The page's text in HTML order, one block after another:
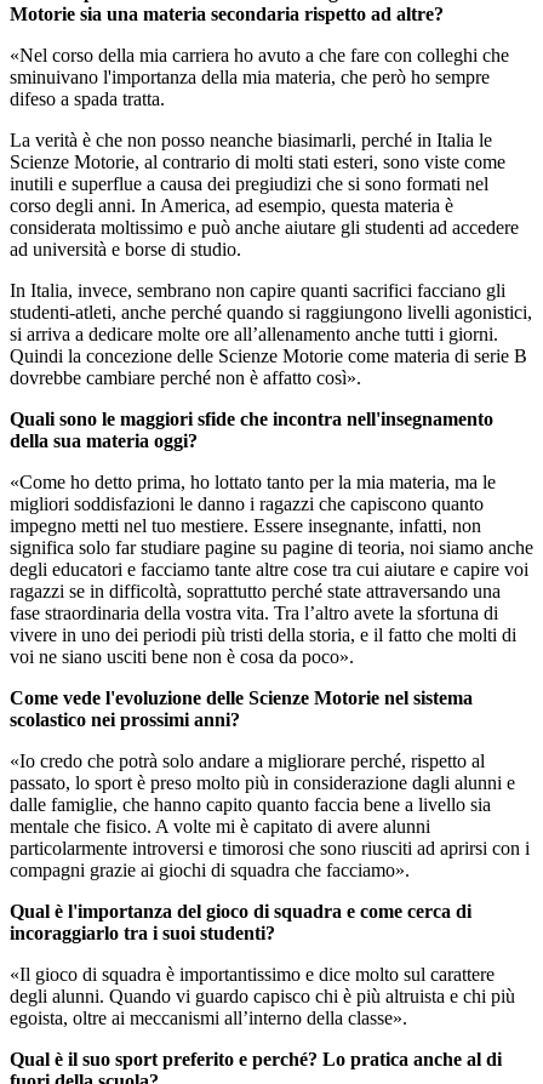
Motorie sia una materia secondaria rispetto ad altre?
«Nel corso della mia carriera ho avuto a che fare con colleghi che
sminuivano l'importanza della mia materia, che però ho sempre
difeso a spada tratta.
La verità è che non posso neanche biasimarli, perché in Italia le
Scienze Motorie, al contrario di molti stati esteri, sono viste come
inutili e superflue a causa dei pregiudizi che si sono formati nel
corso degli anni. In America, ad esempio, questa materia è
considerata moltissimo e può anche aiutare gli studenti ad accedere
ad università e borse di studio.
In Italia, invece, sembrano non capire quanti sacrifici facciano gli
studenti-atleti, anche perché quando si raggiungono livelli agonistici,
si arriva a dedicare molte ore all’allenamento anche tutti i giorni.
Quindi la concezione delle Scienze Motorie come materia di serie B
dovrebbe cambiare perché non è affatto così».
Quali sono le maggiori sfide che incontra nell'insegnamento
della sua materia oggi?
«Come ho detto prima, ho lottato tanto per la mia materia, ma le
migliori soddisfazioni le danno i ragazzi che capiscono quanto
impegno metti nel tuo mestiere. Essere insegnante, infatti, non
significa solo far studiare pagine su pagine di teoria, noi siamo anche
degli educatori e facciamo tante altre cose tra cui aiutare e capire voi
ragazzi se in difficoltà, soprattutto perché state attraversando una
fase straordinaria della vostra vita. Tra l’altro avete la sfortuna di
vivere in uno dei periodi più tristi della storia, e il fatto che molti di
voi ne siano usciti bene non è cosa da poco».
Come vede l'evoluzione delle Scienze Motorie nel sistema
scolastico nei prossimi anni?
«Io credo che potrà solo andare a migliorare perché, rispetto al
passato, lo sport è preso molto più in considerazione dagli alunni e
dalle famiglie, che hanno capito quanto faccia bene a livello sia
mentale che fisico. A volte mi è capitato di avere alunni
particolarmente introversi e timorosi che sono riusciti ad aprirsi con i
compagni grazie ai giochi di squadra che facciamo».
Qual è l'importanza del gioco di squadra e come cerca di
incoraggiarlo tra i suoi studenti?
«Il gioco di squadra è importantissimo e dice molto sul carattere
degli alunni. Quando vi guardo capisco chi è più altruista e chi più
egoista, oltre ai meccanismi all’interno della classe».
Qual è il suo sport preferito e perché? Lo pratica anche al di